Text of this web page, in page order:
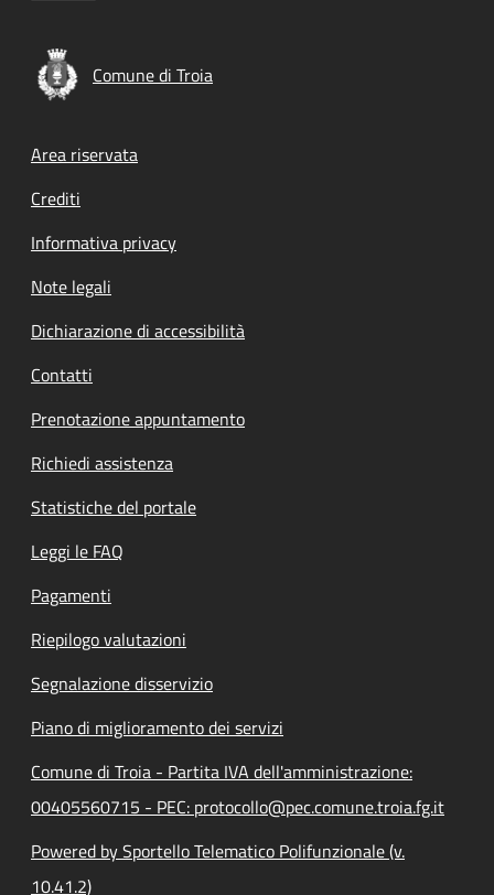
Comune di Troia
Footer menu
Area riservata
Crediti
Informativa privacy
Note legali
Dichiarazione di accessibilità
Contatti
Prenotazione appuntamento
Richiedi assistenza
Statistiche del portale
Leggi le FAQ
Pagamenti
Riepilogo valutazioni
Segnalazione disservizio
Piano di miglioramento dei servizi
Comune di Troia - Partita IVA dell'amministrazione:
00405560715 - PEC: protocollo@pec.comune.troia.fg.it
Powered by Sportello Telematico Polifunzionale (v.
10.41.2)